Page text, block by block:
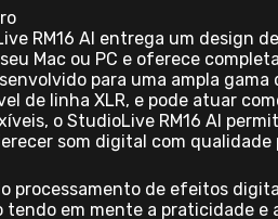
RM16 AI entrega um design
Mac ou PC e oferece
para uma ampla
de linha XLR, e pode atuar
o StudioLive RM16 AI
som digital com qualidade
processamento de efeitos
tendo em mente a praticidade